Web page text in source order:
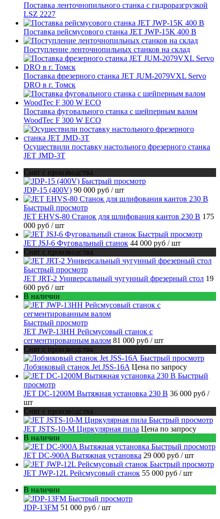
Поставка ленточнопильного станка c гидроразгрузкой
LSZ 2227
Поставка рейсмусового станка JET JWP-15K 400 В
Поступление ленточнопильных станков на склад
Поставка фрезерного станка JET JUM-2079VXL Servo
DRO в г. Томск
Поставка фуговального станка с шейперным валом
WoodTec F 300 W ECO
Осуществили поставку настольного фрезерного станка
JET JMD-3T
Снят с производства
Быстрый просмотр
JDP-15 (400V) 90 000 руб / шт
Быстрый просмотр
JET EHVS-80 Станок для шлифования кантов 230 В 175
000 руб / шт
Быстрый просмотр
JET JSJ-6 Фуговальный станок 44 000 руб / шт
Снят с производства
Быстрый просмотр
JET JRT-2 Универсальный чугунный фрезерный стол 19
600 руб / шт
В наличии
Быстрый просмотр
JET JWP-13HH Рейсмусовый станок с
сегментированным валом 81 000 руб / шт
Снят с производства
Быстрый просмотр
Лобзиковый станок Jet JSS-16A Цена по запросу
Быстрый
просмотр
JET DC-1200M Вытяжная установка 230 В 36 000 руб /
шт
Снят с производства
Быстрый просмотр
JET JSTS-10-M Циркулярная пила Цена по запросу
В наличии
Быстрый просмотр
JET DC-900A Вытяжная установка 29 000 руб / шт
Быстрый просмотр
JET JWP-12L Рейсмусовый станок 55 000 руб / шт
В наличии
Быстрый просмотр
JDP-13FM 51 000 руб / шт